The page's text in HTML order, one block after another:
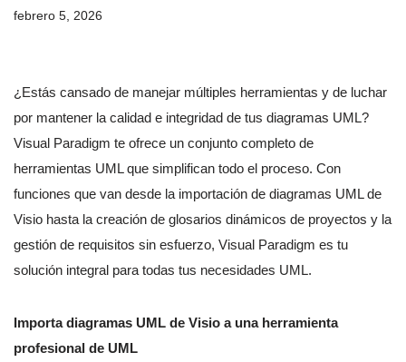
febrero 5, 2026
¿Estás cansado de manejar múltiples herramientas y de luchar
por mantener la calidad e integridad de tus diagramas UML?
Visual Paradigm te ofrece un conjunto completo de
herramientas UML que simplifican todo el proceso. Con
funciones que van desde la importación de diagramas UML de
Visio hasta la creación de glosarios dinámicos de proyectos y la
gestión de requisitos sin esfuerzo, Visual Paradigm es tu
solución integral para todas tus necesidades UML.
Importa diagramas UML de Visio a una herramienta
profesional de UML